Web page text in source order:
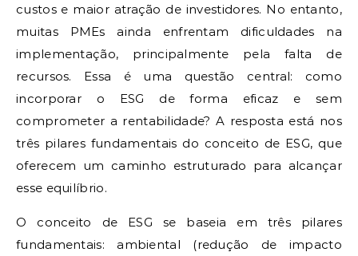
custos e maior atração de investidores. No entanto,
muitas PMEs ainda enfrentam dificuldades na
implementação, principalmente pela falta de
recursos. Essa é uma questão central: como
incorporar o ESG de forma eficaz e sem
comprometer a rentabilidade? A resposta está nos
três pilares fundamentais do conceito de ESG, que
oferecem um caminho estruturado para alcançar
esse equilíbrio.
O conceito de ESG se baseia em três pilares
fundamentais: ambiental (redução de impacto